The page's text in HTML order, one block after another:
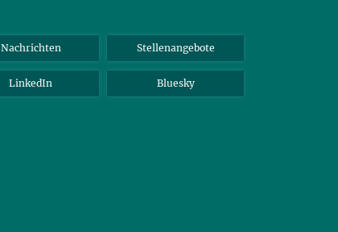
Nachrichten Stellenangebote
LinkedIn Bluesky